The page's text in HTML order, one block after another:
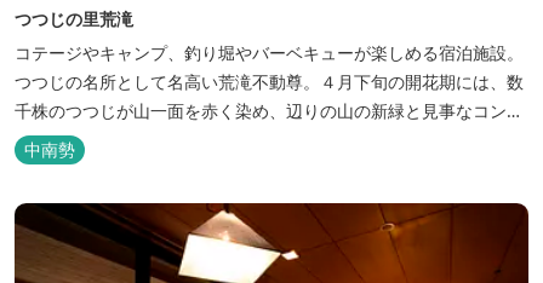
つつじの里荒滝
コテージやキャンプ、釣り堀やバーベキューが楽しめる宿泊施設。
つつじの名所として名高い荒滝不動尊。４月下旬の開花期には、数
千株のつつじが山一面を赤く染め、辺りの山の新緑と見事なコント
ラストを織り成します。 松阪の観光情報は、松阪観光インフォメー
ションサイト ワクワク松阪 ...
中南勢